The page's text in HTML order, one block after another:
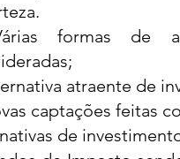
formas de
atraente de
captações feitas
de